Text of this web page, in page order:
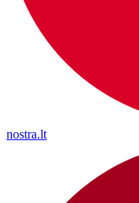
nostra.lt